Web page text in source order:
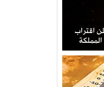
اقتراب